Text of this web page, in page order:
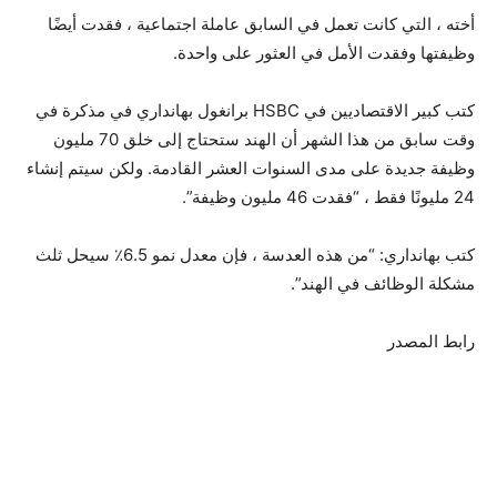
أخته ، التي كانت تعمل في السابق عاملة اجتماعية ، فقدت أيضًا
وظيفتها وفقدت الأمل في العثور على واحدة.
كتب كبير الاقتصاديين في HSBC برانغول بهانداري في مذكرة في
وقت سابق من هذا الشهر أن الهند ستحتاج إلى خلق 70 مليون
وظيفة جديدة على مدى السنوات العشر القادمة. ولكن سيتم إنشاء
24 مليونًا فقط ، “فقدت 46 مليون وظيفة”.
كتب بهانداري: “من هذه العدسة ، فإن معدل نمو 6.5٪ سيحل ثلث
مشكلة الوظائف في الهند”.
رابط المصدر